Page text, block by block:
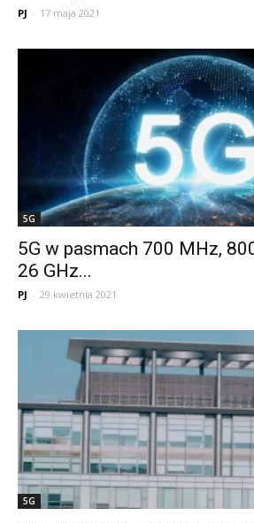
PJ - 17 maja 2021
5G
5G w pasmach 700 MHz,
26 GHz...
PJ - 29 kwietnia 2021
5G